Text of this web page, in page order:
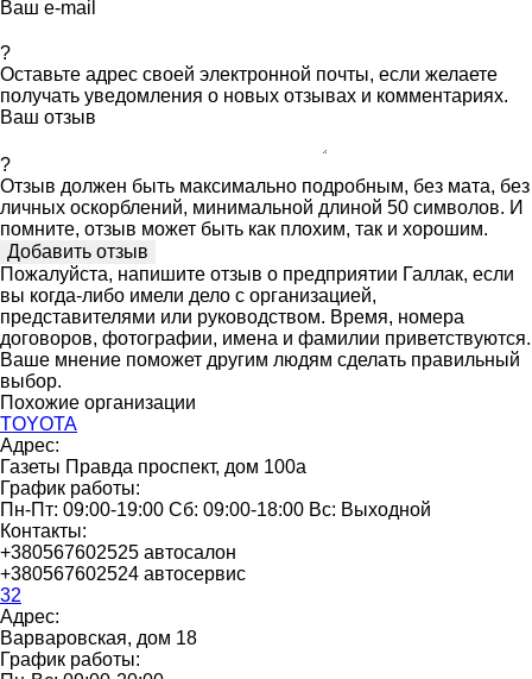
Ваш e-mail
?
Оставьте адрес своей электронной почты, если желаете
получать уведомления о новых отзывах и комментариях.
Ваш отзыв
?
Отзыв должен быть максимально подробным, без мата, без
личных оскорблений, минимальной длиной 50 символов. И
помните, отзыв может быть как плохим, так и хорошим.
Пожалуйста, напишите отзыв о предприятии Галлак, если
вы когда-либо имели дело с организацией,
представителями или руководством. Время, номера
договоров, фотографии, имена и фамилии приветствуются.
Ваше мнение поможет другим людям сделать правильный
выбор.
Похожие организации
TOYOTA
Адрес:
Газеты Правда проспект, дом 100а
График работы:
Пн-Пт: 09:00-19:00 Сб: 09:00-18:00 Вс: Выходной
Контакты:
+380567602525 автосалон
+380567602524 автосервис
32
Адрес:
Варваровская, дом 18
График работы: